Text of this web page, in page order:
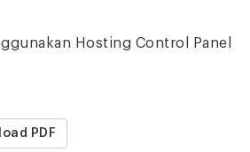
Hosting Control Panel
PDF